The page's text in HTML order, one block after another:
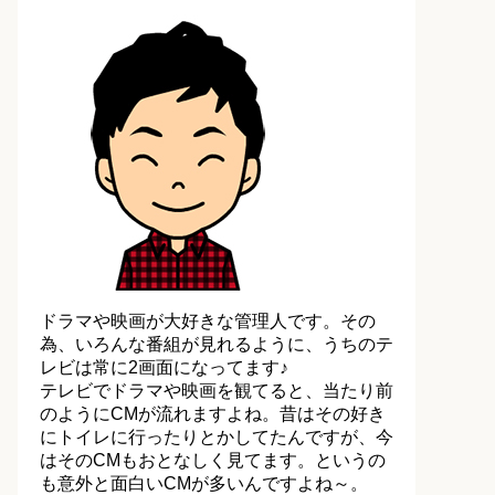
ドラマや映画が大好きな管理人です。その
為、いろんな番組が見れるように、うちのテ
レビは常に2画面になってます♪
テレビでドラマや映画を観てると、当たり前
のようにCMが流れますよね。昔はその好き
にトイレに行ったりとかしてたんですが、今
はそのCMもおとなしく見てます。というの
も意外と面白いCMが多いんですよね～。